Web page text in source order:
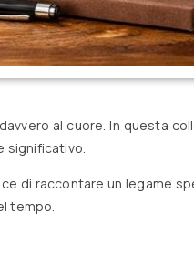
al cuore. In questa
significativo.
di raccontare un legame
tempo.